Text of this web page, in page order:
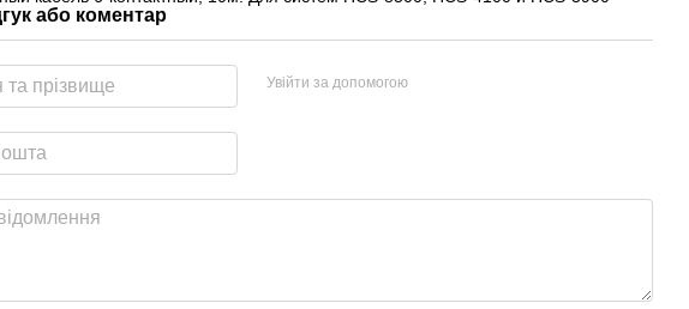
або коментар
Увійти за допомогою